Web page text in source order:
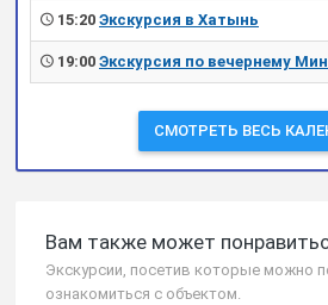
15:20 Экскурсия в Хатынь
19:00 Экскурсия по вечернему
СМОТРЕТЬ ВЕСЬ
Вам также может
Экскурсии, посетив которые можно
ознакомиться с объектом.